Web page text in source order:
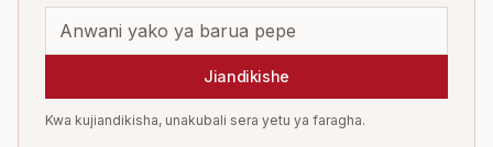
Jiandikishe
Kwa kujiandikisha, unakubali sera yetu ya faragha.